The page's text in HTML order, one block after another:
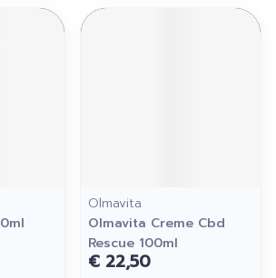
Olmavita
Olmavita Creme Cbd
Rescue 100ml
€ 22,50